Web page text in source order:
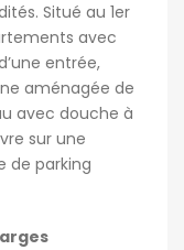
Situé au 1er
avec
entrée,
aménagée de
avec douche à
sur une
de parking